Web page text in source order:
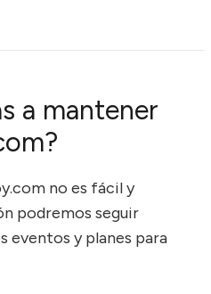
a mantener
no es fácil y
podremos seguir
eventos y planes para